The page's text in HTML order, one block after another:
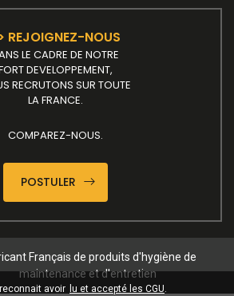
REJOIGNEZ-NOUS
LE CADRE DE NOTRE
DEVELOPPEMENT,
RECRUTONS SUR TOUTE
LA FRANCE.
COMPAREZ-NOUS.
POSTULER
Français de produits d'hygiène de
maintenance et d'entretien
avoir lu et accepté les CGU.